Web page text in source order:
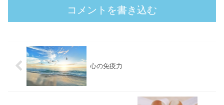
コメントを書き込む
心の免疫力